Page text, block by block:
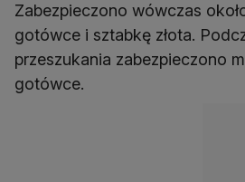
Zabezpieczono wówczas
gotówce i sztabkę złota.
przeszukania zabezpieczono
gotówce.